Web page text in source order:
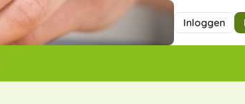
Inloggen